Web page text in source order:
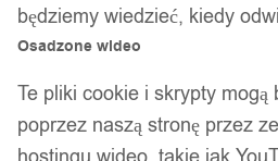
będziemy wiedzieć, kiedy
Osadzone wideo
Te pliki cookie i skrypty mogą
poprzez naszą stronę przez